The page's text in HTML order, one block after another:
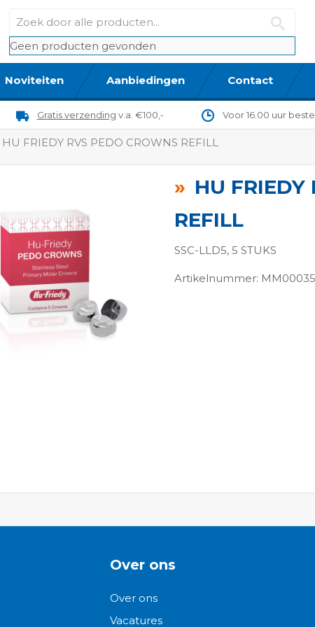
Geen producten gevonden
Noviteiten Aanbiedingen Contact
Gratis verzending v.a. €100,- Voor 16.00 uur
HU FRIEDY RVS PEDO CROWNS REFILL
HU FRIEDY
REFILL
SSC-LLD5, 5 STUKS
Artikelnummer:
Over ons
Over ons
Vacatures